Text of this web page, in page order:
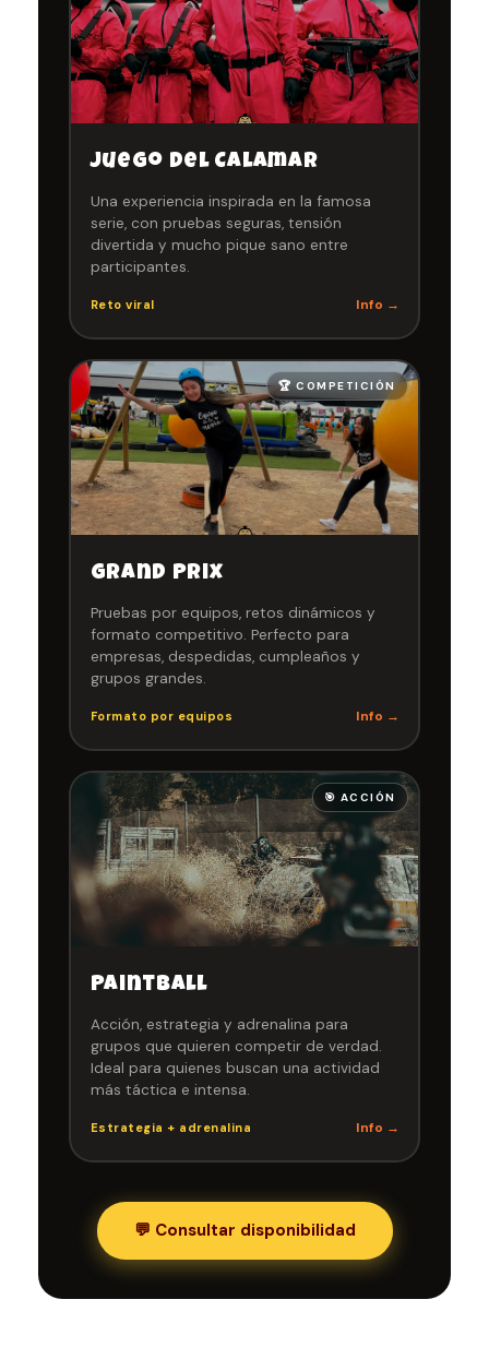
Juego del Calamar
Una experiencia inspirada en la famosa
serie, con pruebas seguras, tensión
divertida y mucho pique sano entre
participantes.
Reto viral Info →
🏆 COMPETICIÓN
Grand Prix
Pruebas por equipos, retos dinámicos y
formato competitivo. Perfecto para
empresas, despedidas, cumpleaños y
grupos grandes.
Formato por equipos Info →
🎯 ACCIÓN
Paintball
Acción, estrategia y adrenalina para
grupos que quieren competir de verdad.
Ideal para quienes buscan una actividad
más táctica e intensa.
Estrategia + adrenalina Info →
💬 Consultar disponibilidad